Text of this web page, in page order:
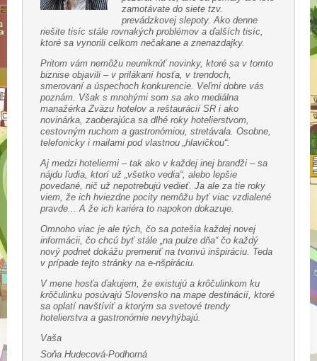
zamotávate do siete tzv.
prevádzkovej slepoty. Ako denne
riešite tisíc stále rovnakých problémov a ďalších tisíc,
ktoré sa vynorili celkom nečakane a znenazdajky.
Pritom vám nemôžu neuniknúť novinky, ktoré sa v tomto
biznise objavili – v prilákaní hosťa, v trendoch,
smerovaní a úspechoch konkurencie. Veľmi dobre vás
poznám. Však s mnohými som sa ako mediálna
manažérka Zväzu hotelov a reštaurácií SR i ako
novinárka, zaoberajúca sa dlhé roky hotelierstvom,
cestovným ruchom a gastronómiou, stretávala. Osobne,
telefonicky i mailami pod vlastnou „hlavičkou“.
Aj medzi hoteliermi – tak ako v každej inej brandži – sa
nájdu ľudia, ktorí už „všetko vedia“, alebo lepšie
povedané, nič už nepotrebujú vedieť. Ja ale za tie roky
viem, že ich hviezdne pocity nemôžu byť viac vzdialené
pravde... A že ich kariéra to napokon dokazuje.
Omnoho viac je ale tých, čo sa potešia každej novej
informácii, čo chcú byť stále „na pulze dňa“ čo každý
nový podnet dokážu premeniť na tvorivú inšpiráciu. Teda
v prípade tejto stránky na e-nšpiráciu.
V mene hosťa ďakujem, že existujú a krôčulinkom ku
krôčulinku posúvajú Slovensko na mape destinácií, ktoré
sa oplatí navštíviť a ktorým sa svetové trendy
hotelierstva a gastronómie nevyhýbajú.
Vaša
Soňa Hudecová-Podhorná